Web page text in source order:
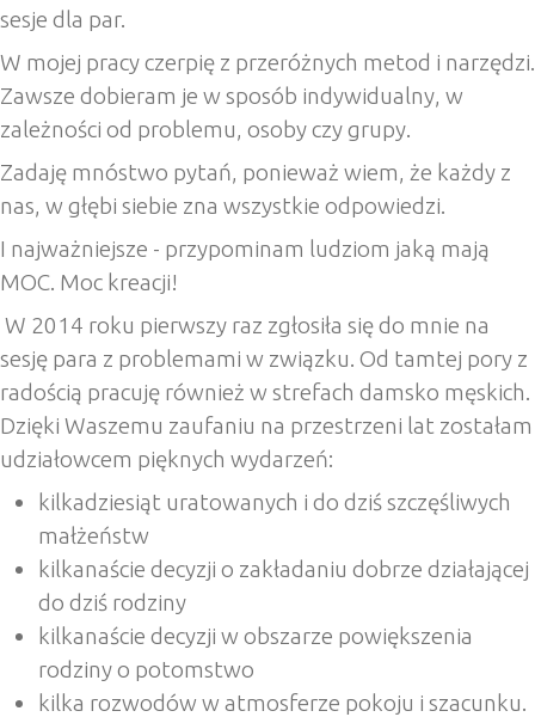
sesje dla par.
W mojej pracy czerpię z przeróżnych metod i narzędzi.
Zawsze dobieram je w sposób indywidualny, w
zależności od problemu, osoby czy grupy.
Zadaję mnóstwo pytań, ponieważ wiem, że każdy z
nas, w głębi siebie zna wszystkie odpowiedzi.
I najważniejsze - przypominam ludziom jaką mają
MOC. Moc kreacji!
W 2014 roku pierwszy raz zgłosiła się do mnie na
sesję para z problemami w związku. Od tamtej pory z
radością pracuję również w strefach damsko męskich.
Dzięki Waszemu zaufaniu na przestrzeni lat zostałam
udziałowcem pięknych wydarzeń:
kilkadziesiąt uratowanych i do dziś szczęśliwych
małżeństw
kilkanaście decyzji o zakładaniu dobrze działającej
do dziś rodziny
kilkanaście decyzji w obszarze powiększenia
rodziny o potomstwo
kilka rozwodów w atmosferze pokoju i szacunku.